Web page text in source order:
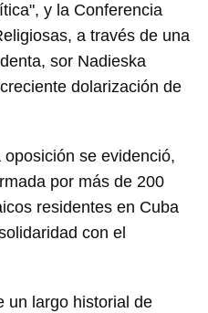
y la Conferencia
a través de una
sor Nadieska
dolarización de
se evidenció,
por más de 200
residentes en Cuba
con el
un largo historial de